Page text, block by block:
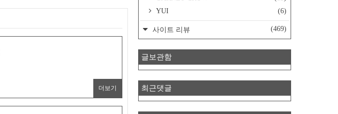
더보기
YUI
(6)
사이트 리뷰 (469)
글보관함
최근댓글